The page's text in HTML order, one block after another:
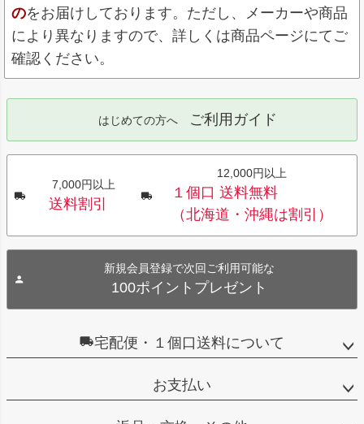
のをお届けしております。ただし、メーカーや商品
により異なりますので、詳しくは商品ページにてご
確認ください。
はじめての方へ ご利用ガイド
7,000円以上
送料割引
12,000円以上
１個口 送料無料
（北海道・沖縄は割引）
新規会員登録で次回ご利用可能な
100ポイントプレゼント
宅配便・１個口送料について
お支払い